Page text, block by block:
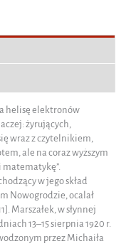
helisę elektronów
żyrujących,
wraz z czytelnikiem,
ale na coraz wyższym
w jego skład
Nowogrodzie, ocalał
Marszałek, w słynnej
13–15 sierpnia 1920 r.
przez Michaiła